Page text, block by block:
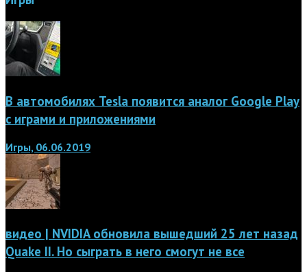
В автомобилях Tesla появится аналог Google Play
с играми и приложениями
Игры, 06.06.2019
видео | NVIDIA обновила вышедший 25 лет назад
Quake II. Но сыграть в него смогут не все